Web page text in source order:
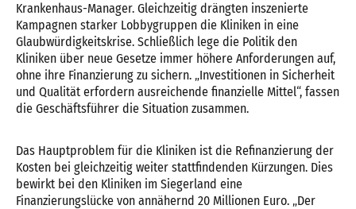
Krankenhaus-Manager. Gleichzeitig drängten inszenierte
Kampagnen starker Lobbygruppen die Kliniken in eine
Glaubwürdigkeitskrise. Schließlich lege die Politik den
Kliniken über neue Gesetze immer höhere Anforderungen auf,
ohne ihre Finanzierung zu sichern. „Investitionen in Sicherheit
und Qualität erfordern ausreichende finanzielle Mittel“, fassen
die Geschäftsführer die Situation zusammen.
Das Hauptproblem für die Kliniken ist die Refinanzierung der
Kosten bei gleichzeitig weiter stattfindenden Kürzungen. Dies
bewirkt bei den Kliniken im Siegerland eine
Finanzierungslücke von annähernd 20 Millionen Euro. „Der